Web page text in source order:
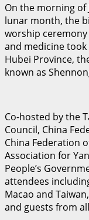
On the morning of
lunar month, the
worship
and medicine took
Hubei Province,
known as
Co-hosted by the
Council, China
China Federation
Association for
People’s
attendees
Macao and
and guests from